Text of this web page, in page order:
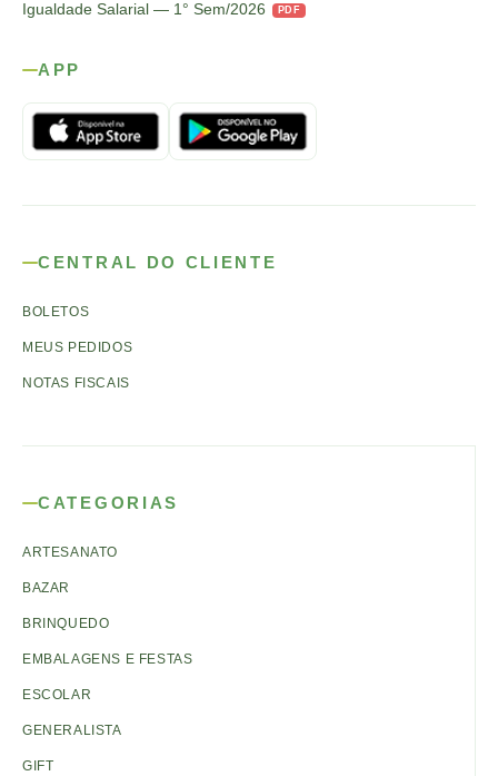
Igualdade Salarial — 1° Sem/2026
PDF
APP
CENTRAL DO CLIENTE
BOLETOS
MEUS PEDIDOS
NOTAS FISCAIS
CATEGORIAS
ARTESANATO
BAZAR
BRINQUEDO
EMBALAGENS E FESTAS
ESCOLAR
GENERALISTA
GIFT